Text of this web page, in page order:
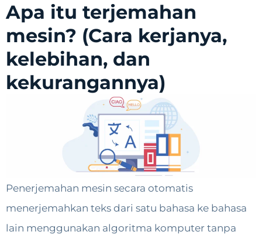
Apa itu terjemahan
mesin? (Cara kerjanya,
kelebihan, dan
kekurangannya)
Penerjemahan mesin secara otomatis
menerjemahkan teks dari satu bahasa ke bahasa
lain menggunakan algoritma komputer tanpa